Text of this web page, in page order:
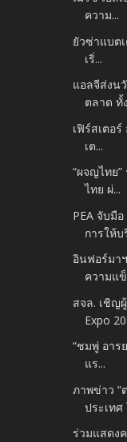
ความ...
ยัวซ่าแบต
เริ่...
แอลจีส่งน
ตลาด ทั้
เฟิร์สเตอ
เต...
“ผจญไทย
ไทย ผ่...
PEA จับมื
การให้บ
อินฟอร์มา
ความแข็
สจล. เชิญ
Expo
“ชมพู่ อาร
แร...
ภาพข่าว
ประเทศ
ร่วมแสดง